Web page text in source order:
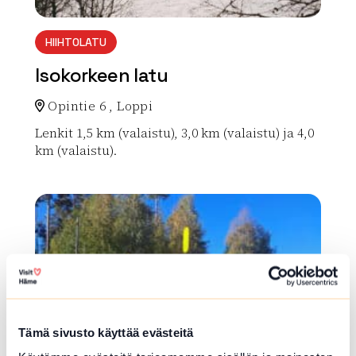
Tämä sivusto käyttää evästeitä
HIIHTOLATU
Isokorkeen latu
Opintie 6 , Loppi
Lenkit 1,5 km (valaistu), 3,0 km (valaistu) ja 4,0
km (valaistu).
array(0) { }